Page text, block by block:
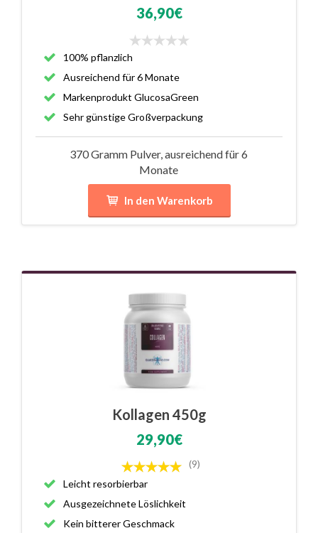
36,90€
100% pflanzlich
Ausreichend für 6 Monate
Markenprodukt GlucosaGreen
Sehr günstige Großverpackung
370 Gramm Pulver, ausreichend für 6
Monate
In den Warenkorb
Kollagen 450g
29,90€
(9)
Leicht resorbierbar
Ausgezeichnete Löslichkeit
Kein bitterer Geschmack